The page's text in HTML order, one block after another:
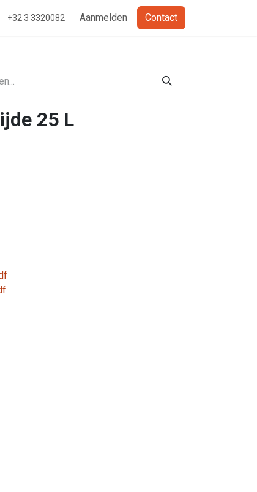
+32 3 3320082 Aanmelden Contact
25 L